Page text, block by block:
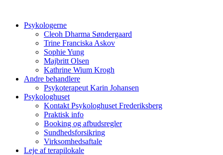
indholdPsykologerne
Cleoh Dharma Søndergaard
Trine Franciska Askov
Sophie Yung
Majbritt Olsen
Kathrine Wium Krogh
Andre behandlere
Psykoterapeut Karin Johansen
Psykologhuset
Kontakt Psykologhuset Frederiksberg
Praktisk info
Booking og afbudsregler
Sundhedsforsikring
Virksomhedsaftale
Leje af terapilokale